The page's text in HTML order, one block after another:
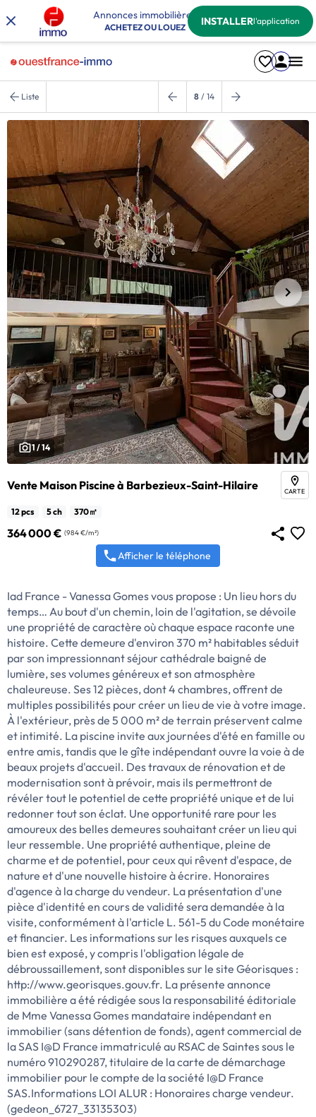
Annonces immobilières
ACHETEZ OU LOUEZ INSTALLERl'application
Liste 8 / 14
1 / 14
Vente Maison Piscine à Barbezieux-Saint-Hilaire CARTE
12 pcs 5 ch 370㎡
364 000 € (984 €/m²)
Afficher le téléphone
Iad France - Vanessa Gomes vous propose : Un lieu hors du
temps… Au bout d'un chemin, loin de l'agitation, se dévoile
une propriété de caractère où chaque espace raconte une
histoire. Cette demeure d'environ 370 m² habitables séduit
par son impressionnant séjour cathédrale baigné de
lumière, ses volumes généreux et son atmosphère
chaleureuse. Ses 12 pièces, dont 4 chambres, offrent de
multiples possibilités pour créer un lieu de vie à votre image.
À l'extérieur, près de 5 000 m² de terrain préservent calme
et intimité. La piscine invite aux journées d'été en famille ou
entre amis, tandis que le gîte indépendant ouvre la voie à de
beaux projets d'accueil. Des travaux de rénovation et de
modernisation sont à prévoir, mais ils permettront de
révéler tout le potentiel de cette propriété unique et de lui
redonner tout son éclat. Une opportunité rare pour les
amoureux des belles demeures souhaitant créer un lieu qui
leur ressemble. Une propriété authentique, pleine de
charme et de potentiel, pour ceux qui rêvent d'espace, de
nature et d'une nouvelle histoire à écrire. Honoraires
d'agence à la charge du vendeur. La présentation d'une
pièce d'identité en cours de validité sera demandée à la
visite, conformément à l'article L. 561-5 du Code monétaire
et financier. Les informations sur les risques auxquels ce
bien est exposé, y compris l'obligation légale de
débroussaillement, sont disponibles sur le site Géorisques :
http://www.georisques.gouv.fr. La présente annonce
immobilière a été rédigée sous la responsabilité éditoriale
de Mme Vanessa Gomes mandataire indépendant en
immobilier (sans détention de fonds), agent commercial de
la SAS I@D France immatriculé au RSAC de Saintes sous le
numéro 910290287, titulaire de la carte de démarchage
immobilier pour le compte de la société I@D France
SAS.Informations LOI ALUR : Honoraires charge vendeur.
(gedeon_6727_33135303)